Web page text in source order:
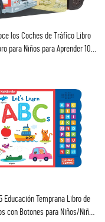
los Coches de Tráfico Libro
para Niños para Aprender 10
Educación Temprana Libro de
con Botones para Niños/Niñas